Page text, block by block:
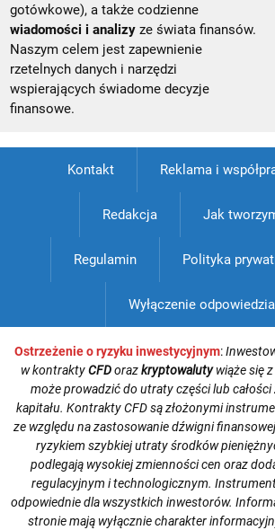
gotówkowe), a także codzienne
wiadomości i analizy ze świata finansów.
Naszym celem jest zapewnienie
rzetelnych danych i narzędzi
wspierających świadome decyzje
finansowe.
Kontakt Reklama i
Redakcja Jak
Regulamin Polityka
Wyłączenie
Ostrzeżenie o ryzyku inwestycyjnym:
w kontraktyCFDorazkryptowalutywiąże się
może prowadzić do utraty części lub
kapitału. Kontrakty CFD są złożonymi
ze względu na zastosowanie dźwigni
ryzykiem szybkiej utraty środków
podlegają wysokiej zmienności cen oraz
regulacyjnym i technologicznym.
odpowiednie dla wszystkich inwestorów.
stronie mają wyłącznie charakter